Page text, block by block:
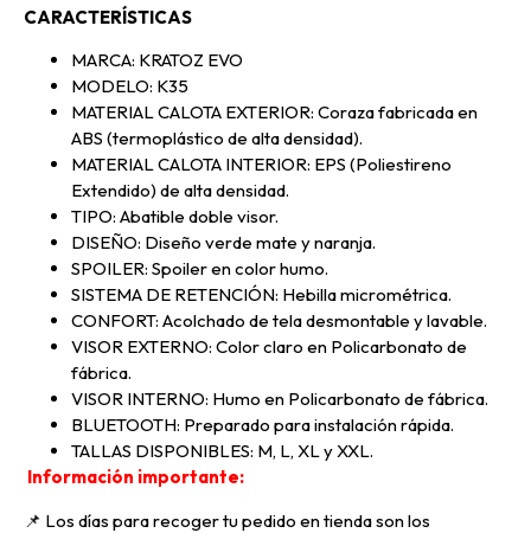
CARACTERÍSTICAS
MARCA: KRATOZ EVO
MODELO: K35
MATERIAL CALOTA EXTERIOR: Coraza fabricada en
ABS (termoplástico de alta densidad).
MATERIAL CALOTA INTERIOR: EPS (Poliestireno
Extendido) de alta densidad.
TIPO: Abatible doble visor.
DISEÑO: Diseño verde mate y naranja.
SPOILER: Spoiler en color humo.
SISTEMA DE RETENCIÓN: Hebilla micrométrica.
CONFORT: Acolchado de tela desmontable y lavable.
VISOR EXTERNO: Color claro en Policarbonato de
fábrica.
VISOR INTERNO: Humo en Policarbonato de fábrica.
BLUETOOTH: Preparado para instalación rápida.
TALLAS DISPONIBLES: M, L, XL y XXL.
Información importante:
📌 Los días para recoger tu pedido en tienda son los